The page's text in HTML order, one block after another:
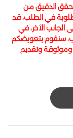
الدقيق من
في الطلب، قد
الآخر، في
سنقوم بتعويضكم
وتقديم